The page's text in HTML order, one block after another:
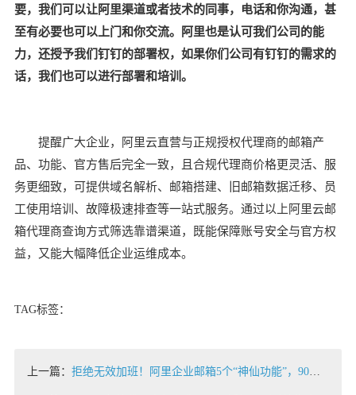
要，我们可以让阿里渠道或者技术的同事，电话和你沟通，甚
至有必要也可以上门和你交流。阿里也是认可我们公司的能
力，还授予我们钉钉的部署权，如果你们公司有钉钉的需求的
话，我们也可以进行部署和培训。
提醒广大企业，阿里云直营与正规授权代理商的邮箱产
品、功能、官方售后完全一致，且合规代理商价格更灵活、服
务更细致，可提供域名解析、邮箱搭建、旧邮箱数据迁移、员
工使用培训、故障极速排查等一站式服务。通过以上阿里云邮
箱代理商查询方式筛选靠谱渠道，既能保障账号安全与官方权
益，又能大幅降低企业运维成本。
TAG标签：
上一篇： 拒绝无效加班！阿里企业邮箱5个“神仙功能”，90%的老板都不知道